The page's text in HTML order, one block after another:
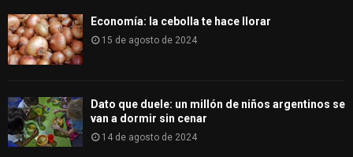
Economía: la cebolla te hace llorar
15 de agosto de 2024
Dato que duele: un millón de niños argentinos se
van a dormir sin cenar
14 de agosto de 2024